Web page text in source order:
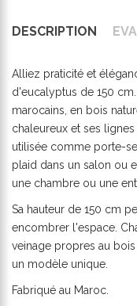
DESCRIPTION
Alliez praticité et
d'eucalyptus de 150
marocains, en bois
chaleureux et ses
utilisée comme porte-
plaid dans un salon ou
une chambre ou une
Sa hauteur de 150 cm
encombrer l'espace.
veinage propres au
un modèle unique.
Fabriqué au Maroc.